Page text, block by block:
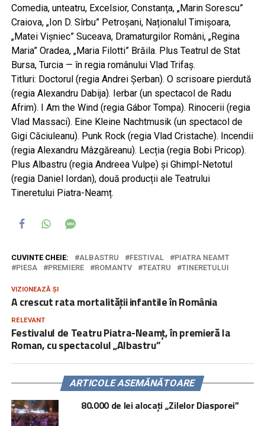
Comedia, unteatru, Excelsior, Constanța, „Marin Sorescu”
Craiova, „Ion D. Sîrbu” Petroșani, Naționalul Timișoara,
„Matei Vișniec” Suceava, Dramaturgilor Români, „Regina
Maria” Oradea, „Maria Filotti” Brăila. Plus Teatrul de Stat
Bursa, Turcia — în regia românului Vlad Trifaș.
Titluri: Doctorul (regia Andrei Șerban). O scrisoare pierdută
(regia Alexandru Dabija). Ierbar (un spectacol de Radu
Afrim). I Am the Wind (regia Gábor Tompa). Rinocerii (regia
Vlad Massaci). Eine Kleine Nachtmusik (un spectacol de
Gigi Căciuleanu). Punk Rock (regia Vlad Cristache). Incendii
(regia Alexandru Mâzgăreanu). Lecția (regia Bobi Pricop).
Plus Albastru (regia Andreea Vulpe) și Ghimpl-Netotul
(regia Daniel Iordan), două producții ale Teatrului
Tineretului Piatra-Neamț.
CUVINTE CHEIE: ALBASTRU FESTIVAL
PIATRA NEAMT
PIESA
PREMIERE ROMANTV TEATRU TINERETULUI
VIZIONEAZĂ ȘI
A crescut rata mortalității infantile în România
RELEVANT
Festivalul de Teatru Piatra-Neamț, în premieră la
Roman, cu spectacolul „Albastru”
ARTICOLE ASEMĂNĂTOARE
80.000 de lei alocați „Zilelor Diasporei”